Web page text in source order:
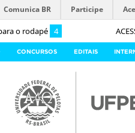
o rodapé 4
Comunica BR Participe
CONCURSOS EDITAIS